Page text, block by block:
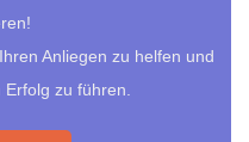
Anliegen zu helfen und
zu führen.